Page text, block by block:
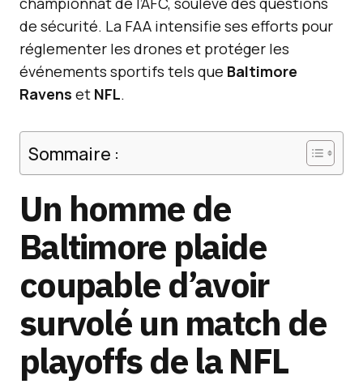
de sécurité. La FAA intensifie ses efforts pour
réglementer les drones et protéger les
événements sportifs tels que Baltimore
Ravens et NFL.
Sommaire :
Un homme de
Baltimore plaide
coupable d’avoir
survolé un match de
playoffs de la NFL